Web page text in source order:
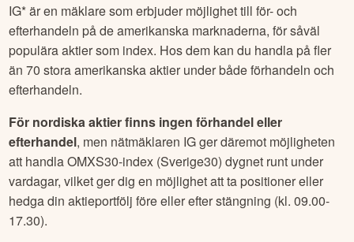
IG* är en mäklare som erbjuder möjlighet till för- och
efterhandeln på de amerikanska marknaderna, för såväl
populära aktier som index. Hos dem kan du handla på fler
än 70 stora amerikanska aktier under både förhandeln och
efterhandeln.
För nordiska aktier finns ingen förhandel eller
efterhandel, men nätmäklaren IG ger däremot möjligheten
att handla OMXS30-index (Sverige30) dygnet runt under
vardagar, vilket ger dig en möjlighet att ta positioner eller
hedga din aktieportfölj före eller efter stängning (kl. 09.00-
17.30).